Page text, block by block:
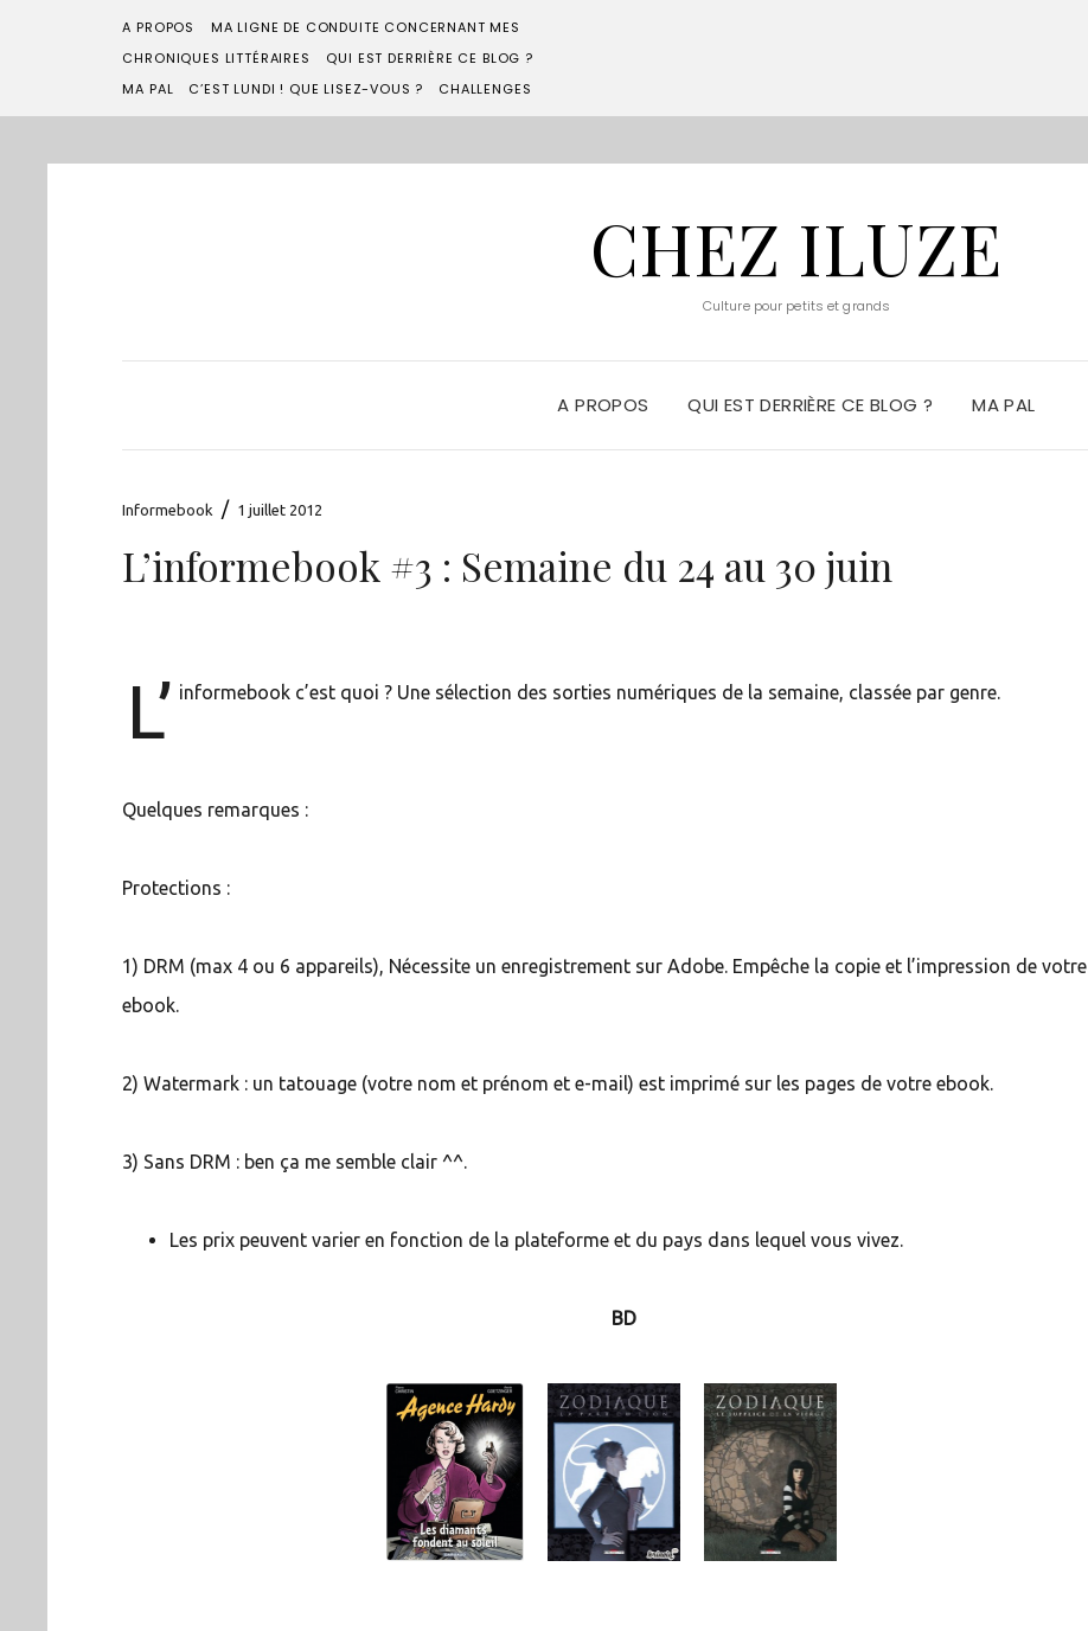
A PROPOS
MA LIGNE DE CONDUITE CONCERNANT MES
CHRONIQUES LITTÉRAIRES
QUI EST DERRIÈRE CE BLOG ?
MA PAL
C’EST LUNDI ! QUE LISEZ-VOUS ? CHALLENGES
CHEZ ILUZE
Culture pour petits et grands
A PROPOS QUI EST DERRIÈRE CE BLOG ? MA PAL
Informebook / 1 juillet 2012
L’informebook #3 : Semaine du 24 au 30 juin
L’ informebook c’est quoi ? Une sélection des sorties numériques de la semaine, classée par genre.
Quelques remarques :
Protections :
1) DRM (max 4 ou 6 appareils), Nécessite un enregistrement sur Adobe. Empêche la copie et l’impression de votre
ebook.
2) Watermark : un tatouage (votre nom et prénom et e-mail) est imprimé sur les pages de votre ebook.
3) Sans DRM : ben ça me semble clair ^^.
Les prix peuvent varier en fonction de la plateforme et du pays dans lequel vous vivez.
BD